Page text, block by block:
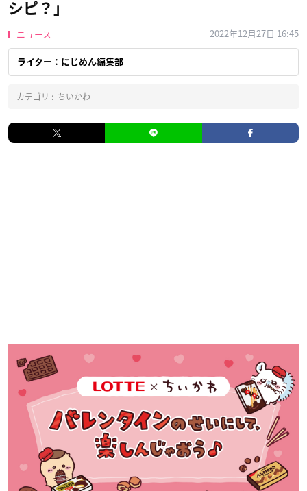
シピ？」
ニュース 2022年12月27日 16:45
ライター：にじめん編集部
カテゴリ : ちいかわ